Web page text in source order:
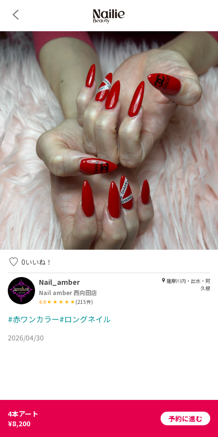
0いいね！
Nail_amber
Nail amber 西向田店
4.9 (215件)
薩摩川内・出水・阿
久根
#赤ワンカラー#ロングネイル
2026/04/30
4本アート
¥8,200
予約に進む